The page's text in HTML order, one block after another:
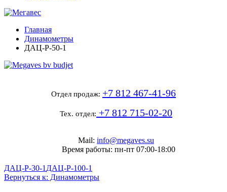
Главная
Динамометры
ДАЦ-Р-50-1
Отдел продаж: +7 812 467-41-96
Тех. отдел: +7 812 715-02-20
Mail: info@megaves.su
Время работы: пн-пт 07:00-18:00
ДАЦ-Р-30-1 ДАЦ-Р-100-1
Вернуться к: Динамометры